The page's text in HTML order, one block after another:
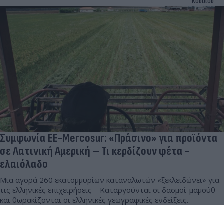
Συμφωνία ΕΕ-Mercosur: «Πράσινο» για προϊόντα
σε Λατινική Αμερική – Τι κερδίζουν φέτα -
ελαιόλαδο
Μια αγορά 260 εκατομμυρίων καταναλωτών «ξεκλειδώνει» για
τις ελληνικές επιχειρήσεις – Καταργούνται οι δασμοί-μαμούθ
και θωρακίζονται οι ελληνικές γεωγραφικές ενδείξεις.